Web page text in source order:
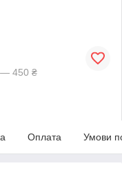
— 450 ₴
Оплата Умови